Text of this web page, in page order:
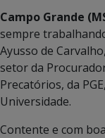
Campo Grande
sempre
Ayusso de
setor da
Precatórios, da
Universidade.
Contente e com